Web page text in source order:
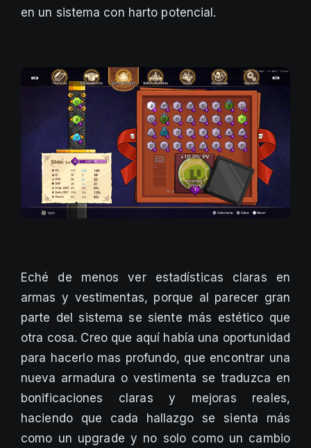
en un sistema con harto potencial.
Eché de menos ver estadísticas claras en
armas y vestimentas, porque al parecer gran
parte del sistema se siente más estético que
otra cosa. Creo que aquí había una oportunidad
para hacerlo mas profundo, que encontrar una
nueva armadura o vestimenta se traduzca en
bonificaciones claras y mejoras reales,
haciendo que cada hallazgo se sienta más
como un upgrade y no solo como un cambio